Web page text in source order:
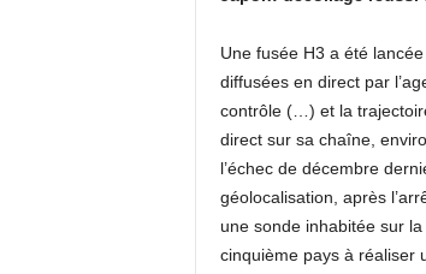
Une fusée H3 a été
diffusées en direct par
contrôle (…) et la
direct sur sa chaîne,
l’échec de décembre
géolocalisation, après
une sonde inhabitée sur
cinquième pays à réaliser